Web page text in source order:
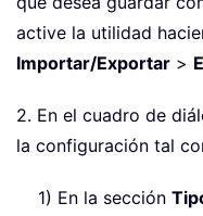
active la utilidad
Importar/Exportar >
2. En el cuadro de
la configuración tal
1) En la sección